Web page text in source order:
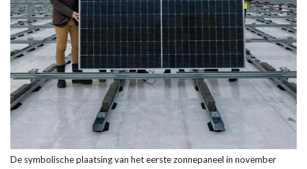
De symbolische plaatsing van het eerste zonnepaneel in november